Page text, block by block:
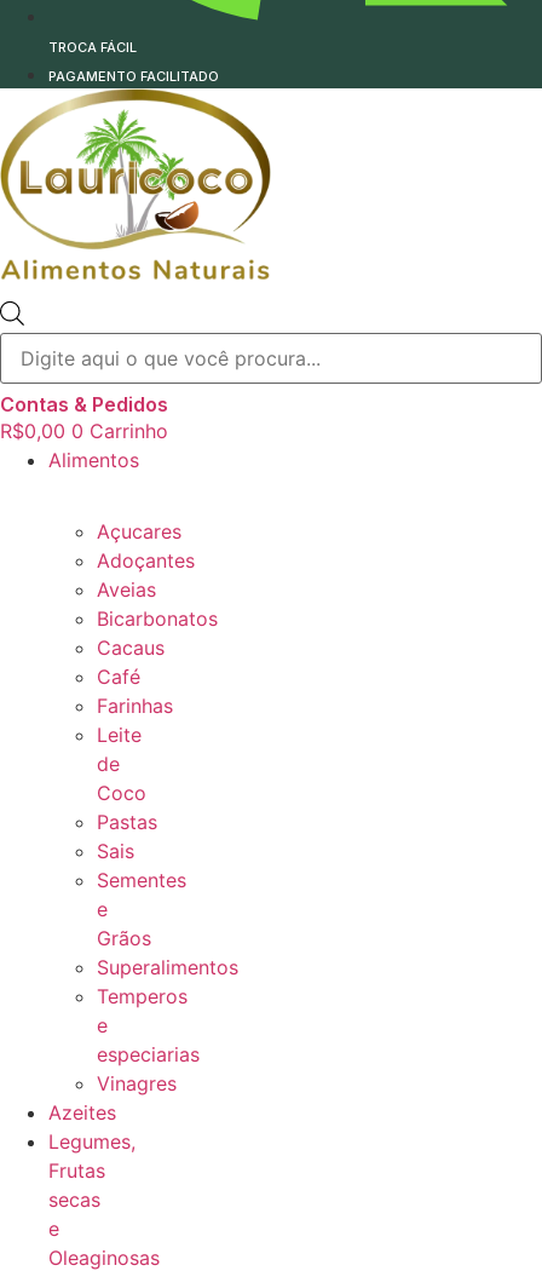
TROCA FÁCIL
PAGAMENTO FACILITADO
produtos
Contas & Pedidos
R$0,00 0 Carrinho
Alimentos
Açucares
Adoçantes
Aveias
Bicarbonatos
Cacaus
Café
Farinhas
Leite
de
Coco
Pastas
Sais
Sementes
e
Grãos
Superalimentos
Temperos
e
especiarias
Vinagres
Azeites
Legumes,
Frutas
secas
e
Oleaginosas